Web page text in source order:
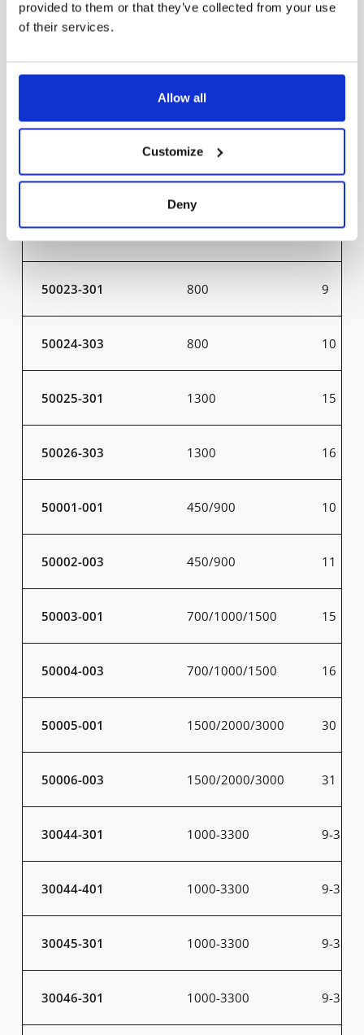
provided to them or that they’ve collected from your use
of their services.
Allow all
Customize
Deny
60025-402 26000 200
50007-301 800 9
50008-303 800 10
50009-301 1300 15
50010-303 1300 16
50023-301 800 9
50024-303 800 10
50025-301 1300 15
50026-303 1300 16
50001-001 450/900 10
50002-003 450/900 11
50003-001 700/1000/1500 15
50004-003 700/1000/1500 16
50005-001 1500/2000/3000 30
50006-003 1500/2000/3000 31
30044-301 1000-3300 9-31
30044-401 1000-3300 9-31
30045-301 1000-3300 9-31
30046-301 1000-3300 9-31